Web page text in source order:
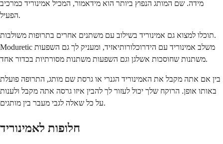
מידה. שם המותג הנפוץ ביותר הוא מידאמור, המכיל אמינוריד כמרכיב
הפעיל.
תוכלו למצוא גם אמינוריד בשילוב עם משתנים אחרים בתרופות משולבות.
Moduretic משלב אמינוריד עם הידרוכלורותיאזיד, ומעניק לך גם השפעות
משתנות שחוסכות אשלגן וגם השפעות משתנות מסורתיות בכדור אחד.
בין אם אתה מקבל את האמינוריד הגנרי או גרסת שם מותג, התרופה פועלת
באותו אופן. הרוקח שלך יכול לעזור לך להבין איזו גרסה אתה מקבל ולענות
על כל שאלה לגבי מעבר בין מותגים.
חלופות לאמינוריד